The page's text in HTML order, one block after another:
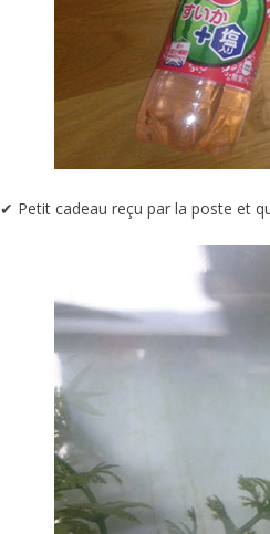
✔︎ Petit cadeau reçu par la poste et